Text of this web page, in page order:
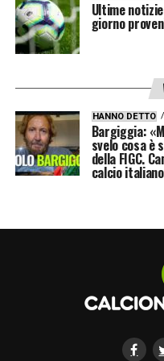
ricordato anchele
Manchester City
capire che
contro le grandi
non perdeva da
quella partita
Sul rapporto con lo
mostrato grande
sul calcio,
ci fanno stare bene
Ultime
giorno
HANNO DETTO
Bargiggia:
svelo cosa è
della FIGC.
calcio